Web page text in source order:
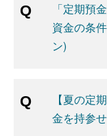
「定期預
資金の条
ン)
【夏の定
金を持参